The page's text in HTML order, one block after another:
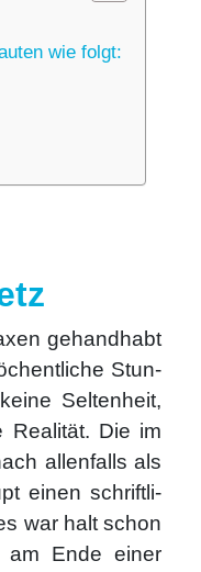
wie folgt:
gehand­habt
Stun­
Sel­ten­heit,
Rea­li­tät. Die im
allen­falls als
einen schrift­li­
war halt schon
am Ende einer